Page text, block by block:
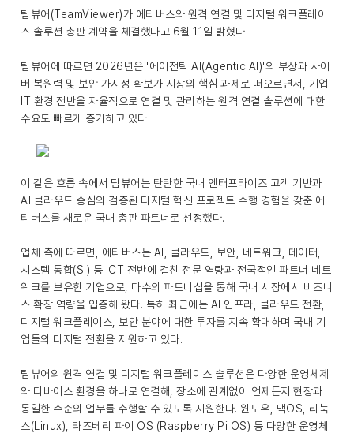
팀뷰어(TeamViewer)가 에티버스와 원격 연결 및 디지털 워크플레이
스 솔루션 총판 계약을 체결했다고 6월 11일 밝혔다.
팀뷰어에 따르면 2026년은 '에이전틱 AI(Agentic AI)'의 부상과 사이
버 복원력 및 보안 가시성 확보가 시장의 핵심 과제로 떠오르면서, 기업
IT 환경 전반을 자율적으로 연결 및 관리하는 원격 연결 솔루션에 대한
수요도 빠르게 증가하고 있다.
이 같은 흐름 속에서 팀뷰어는 탄탄한 국내 엔터프라이즈 고객 기반과
AI·클라우드 중심의 검증된 디지털 혁신 프로젝트 수행 경험을 갖춘 에
티버스를 새로운 국내 총판 파트너로 선정했다.
업체 측에 따르면, 에티버스는 AI, 클라우드, 보안, 네트워크, 데이터,
시스템 통합(SI) 등 ICT 전반에 걸친 전문 역량과 전국적인 파트너 네트
워크를 보유한 기업으로, 다수의 파트너십을 통해 국내 시장에서 비즈니
스 확장 역량을 입증해 왔다. 특히 최근에는 AI 인프라, 클라우드 전환,
디지털 워크플레이스, 보안 분야에 대한 투자를 지속 확대하며 국내 기
업들의 디지털 전환을 지원하고 있다.
팀뷰어의 원격 연결 및 디지털 워크플레이스 솔루션은 다양한 운영체제
와 디바이스 환경을 하나로 연결해, 장소에 관계없이 언제든지 현장과
동일한 수준의 업무를 수행할 수 있도록 지원한다. 윈도우, 맥OS, 리눅
스(Linux), 라즈베리 파이 OS (Raspberry Pi OS) 등 다양한 운영체